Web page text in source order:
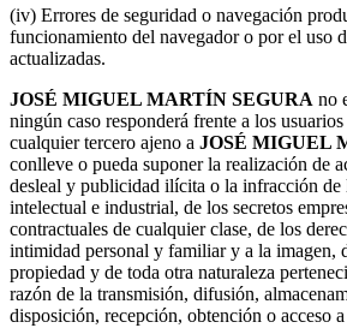
(iv) Errores de seguridad o navegación
funcionamiento del navegador o por el uso
actualizadas.
JOSÉ MIGUEL MARTÍN SEGURA no
ningún caso responderá frente a los
cualquier tercero ajeno a JOSÉ MIGUEL
conlleve o pueda suponer la realización de
desleal y publicidad ilícita o la infracción de
intelectual e industrial, de los secretos
contractuales de cualquier clase, de los
intimidad personal y familiar y a la imagen,
propiedad y de toda otra naturaleza
razón de la transmisión, difusión,
disposición, recepción, obtención o acceso